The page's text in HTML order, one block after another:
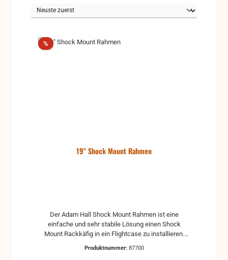
%Rabatt
19" Shock Mount Rahmen
Der Adam Hall Shock Mount Rahmen ist eine
einfache und sehr stabile Lösung einen Shock
Mount Rackkäfig in ein Flightcase zu installieren.
Produktnummer: 87700